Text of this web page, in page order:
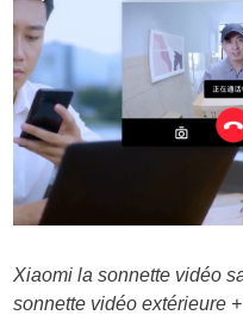
Xiaomi la sonnette vidéo
sonnette vidéo extérieure